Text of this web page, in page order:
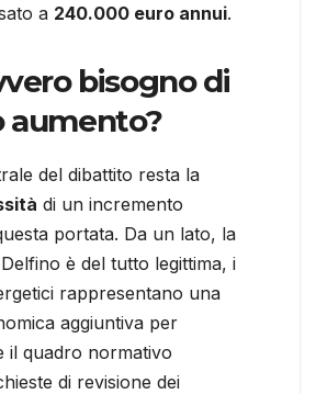
a 240.000 euro annui.
bisogno di
aumento?
del dibattito resta la
di un incremento
portata. Da un lato, la
è del tutto legittima, i
rappresentano una
aggiuntiva per
il quadro normativo
di revisione dei